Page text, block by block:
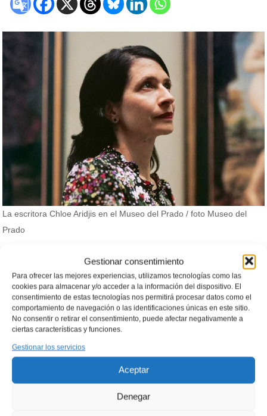
Gestionar consentimiento
Para ofrecer las mejores experiencias, utilizamos tecnologías como las
cookies para almacenar y/o acceder a la información del dispositivo. El
consentimiento de estas tecnologías nos permitirá procesar datos como el
comportamiento de navegación o las identificaciones únicas en este sitio.
No consentir o retirar el consentimiento, puede afectar negativamente a
ciertas características y funciones.
Gestionar los servicios
Aceptar
Denegar
La escritora Chloe Aridjis en el Museo del Prado / foto Museo del
Prado
Como parte del programa “Escribir el
Prado”, la Residencia Literaria Internacional
patrocinada por la Fundación Loewe en el
Museo del Prado, se celebra un acto
público que permitirá escuchar en directo a
la escritora residente: Chloe Aridjis.